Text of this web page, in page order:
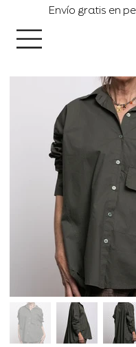
Envío gratis en